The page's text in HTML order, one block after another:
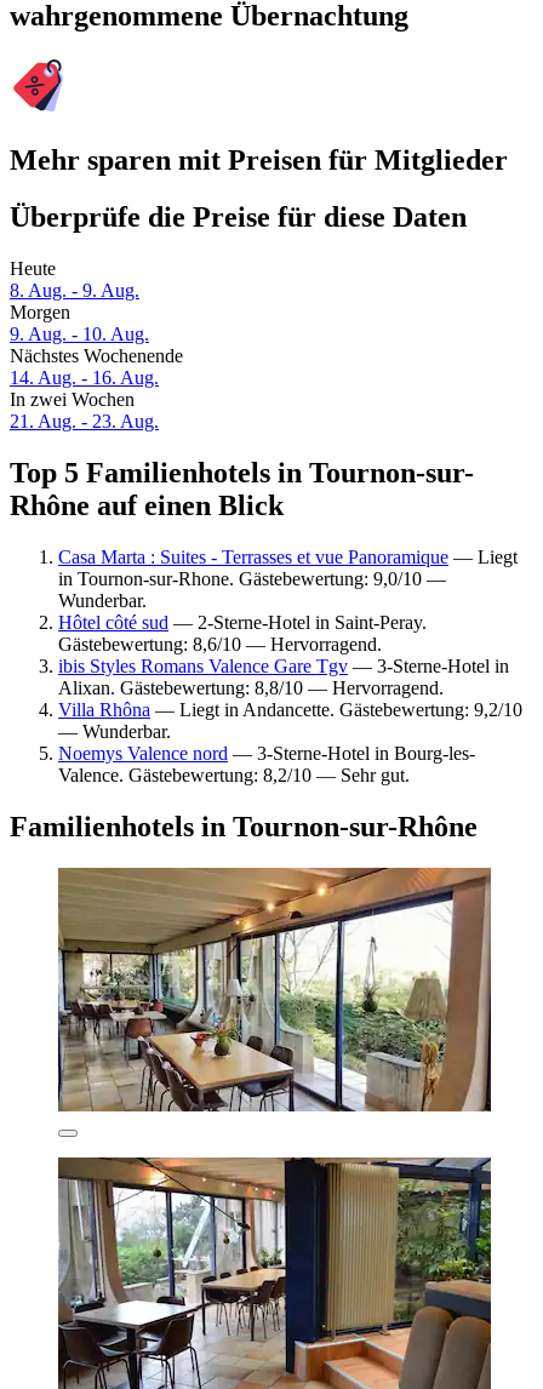
wahrgenommene Übernachtung
Mehr sparen mit Preisen für Mitglieder
Überprüfe die Preise für diese Daten
Heute
8. Aug. - 9. Aug.
Morgen
9. Aug. - 10. Aug.
Nächstes Wochenende
14. Aug. - 16. Aug.
In zwei Wochen
21. Aug. - 23. Aug.
Top 5 Familienhotels in Tournon-sur-
Rhône auf einen Blick
Casa Marta : Suites - Terrasses et vue Panoramique — Liegt
in Tournon-sur-Rhone. Gästebewertung: 9,0/10 —
Wunderbar.
Hôtel côté sud — 2-Sterne-Hotel in Saint-Peray.
Gästebewertung: 8,6/10 — Hervorragend.
ibis Styles Romans Valence Gare Tgv — 3-Sterne-Hotel in
Alixan. Gästebewertung: 8,8/10 — Hervorragend.
Villa Rhôna — Liegt in Andancette. Gästebewertung: 9,2/10
— Wunderbar.
Noemys Valence nord — 3-Sterne-Hotel in Bourg-les-
Valence. Gästebewertung: 8,2/10 — Sehr gut.
Familienhotels in Tournon-sur-Rhône